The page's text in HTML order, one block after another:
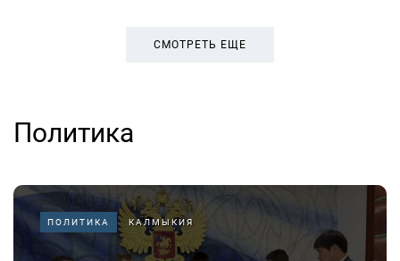
СМОТРЕТЬ ЕЩЕ
Политика
ПОЛИТИКА КАЛМЫКИЯ